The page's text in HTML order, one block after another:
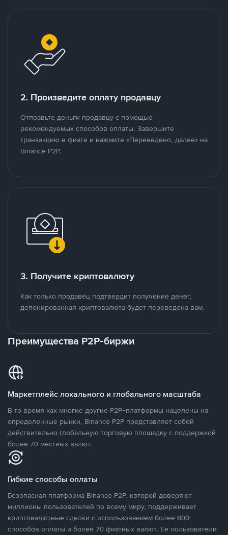
2. Произведите оплату продавцу
Отправьте деньги продавцу с помощью
рекомендуемых способов оплаты. Завершите
транзакцию в фиате и нажмите «Переведено, далее» на
Binance P2P.
3. Получите криптовалюту
Как только продавец подтвердит получение денег,
депонированная криптовалюта будет переведена вам.
Преимущества P2P-биржи
Маркетплейс локального и глобального масштаба
В то время как многие другие P2P-платформы нацелены на
определенные рынки, Binance P2P представляет собой
действительно глобальную торговую площадку с поддержкой
более 70 местных валют.
Гибкие способы оплаты
Безопасная платформа Binance P2P, которой доверяют
миллионы пользователей по всему миру, поддерживает
криптовалютные сделки с использованием более 800
способов оплаты и более 70 фиатных валют. Ее пользователи